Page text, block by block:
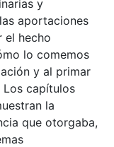
y
aportaciones
el hecho
lo comemos
y al primar
capítulos
la
que otorgaba,